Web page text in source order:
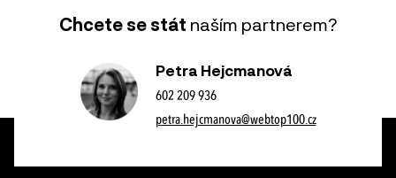
Chcete se stát naším partnerem?
Petra Hejcmanová
602 209 936
petra.hejcmanova@webtop100.cz